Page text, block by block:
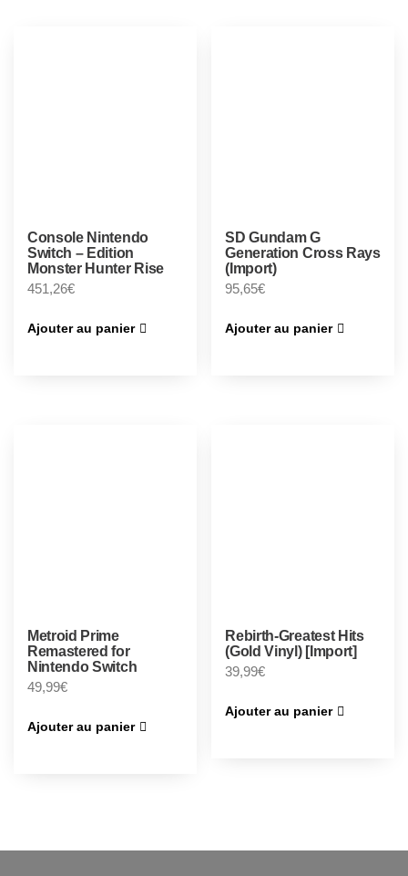
Console Nintendo
Switch – Edition
Monster Hunter Rise
451,26€
Ajouter au panier
SD Gundam G
Generation Cross Rays
(Import)
95,65€
Ajouter au panier
Metroid Prime
Remastered for
Nintendo Switch
49,99€
Ajouter au panier
Rebirth-Greatest Hits
(Gold Vinyl) [Import]
39,99€
Ajouter au panier